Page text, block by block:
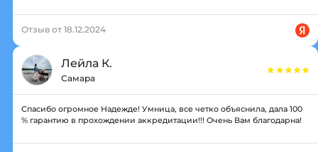
Отзыв от 18.12.2024
Лейла К.
Самара
Спасибо огромное Надежде! Умница, все четко объяснила, дала 100
% гарантию в прохождении аккредитации!!! Очень Вам благодарна!